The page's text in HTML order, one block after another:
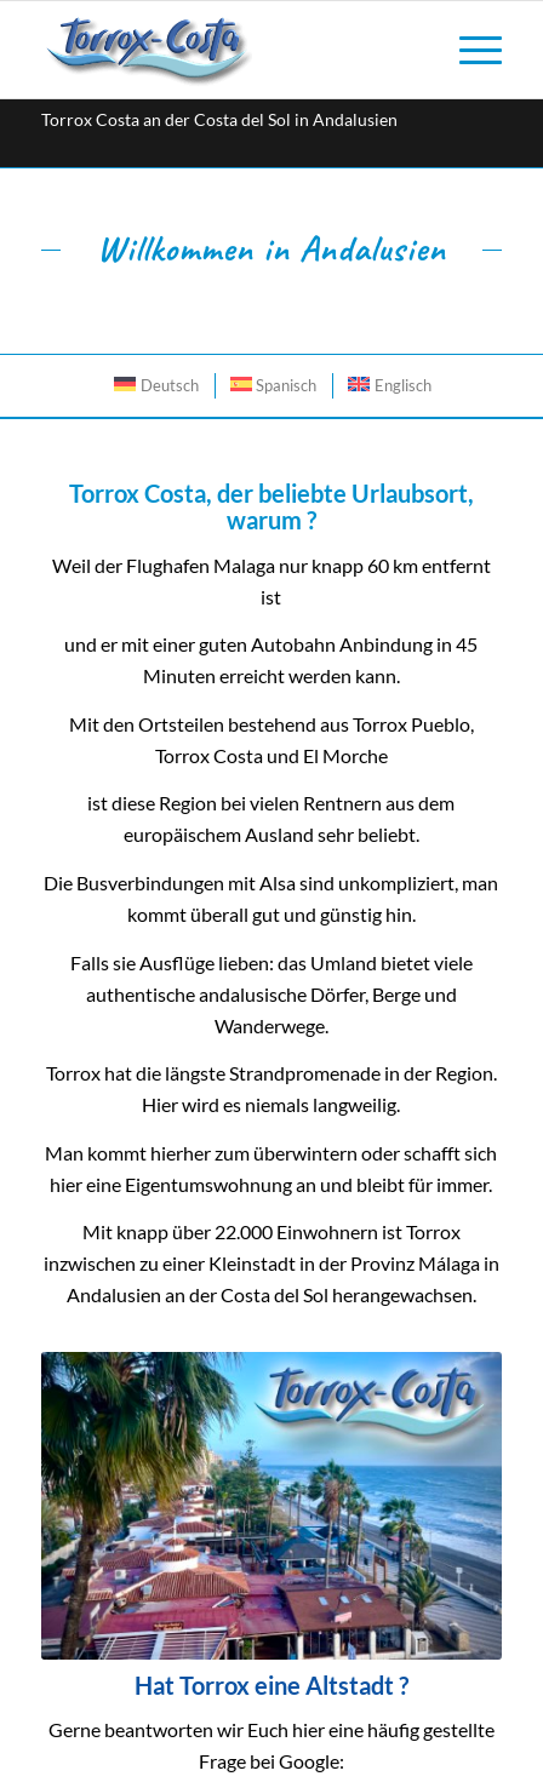
Torrox Costa an der Costa del Sol in Andalusien
Willkommen in Andalusien
Deutsch Spanisch Englisch
Torrox Costa, der beliebte Urlaubsort,
warum ?
Weil der Flughafen Malaga nur knapp 60 km entfernt
ist
und er mit einer guten Autobahn Anbindung in 45
Minuten erreicht werden kann.
Mit den Ortsteilen bestehend aus Torrox Pueblo,
Torrox Costa und El Morche
ist diese Region bei vielen Rentnern aus dem
europäischem Ausland sehr beliebt.
Die Busverbindungen mit Alsa sind unkompliziert, man
kommt überall gut und günstig hin.
Falls sie Ausflüge lieben: das Umland bietet viele
authentische andalusische Dörfer, Berge und
Wanderwege.
Torrox hat die längste Strandpromenade in der Region.
Hier wird es niemals langweilig.
Man kommt hierher zum überwintern oder schafft sich
hier eine Eigentumswohnung an und bleibt für immer.
Mit knapp über 22.000 Einwohnern ist Torrox
inzwischen zu einer Kleinstadt in der Provinz Málaga in
Andalusien an der Costa del Sol herangewachsen.
Hat Torrox eine Altstadt ?
Gerne beantworten wir Euch hier eine häufig gestellte
Frage bei Google: